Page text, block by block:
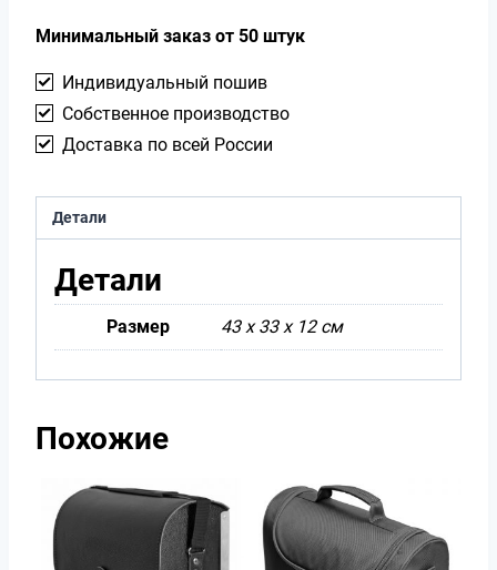
Минимальный заказ от 50 штук
Индивидуальный пошив
Собственное производство
Доставка по всей России
Детали
Детали
Размер 43 х 33 х 12 см
Похожие